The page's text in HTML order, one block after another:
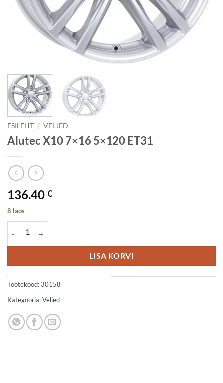
ESILEHT / VELJED
Alutec X10 7×16 5×120 ET31
136.40 €
8 laos
LISA KORVI
Tootekood:30158
Kategooria:Veljed